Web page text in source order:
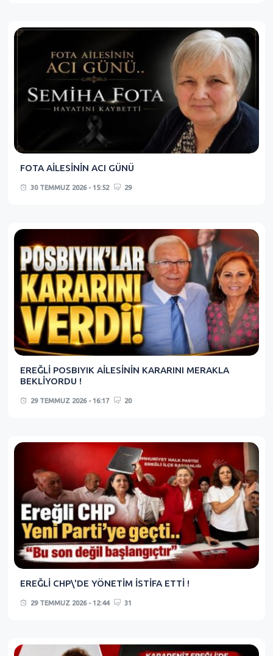
FOTA AİLESİNİN ACI GÜNÜ
30 TEMMUZ 2026 - 15:52 29
EREĞLİ POSBIYIK AİLESİNİN KARARINI MERAKLA
BEKLİYORDU !
29 TEMMUZ 2026 - 16:17 20
EREĞLİ CHP\'DE YÖNETİM İSTİFA ETTİ !
29 TEMMUZ 2026 - 12:44 31